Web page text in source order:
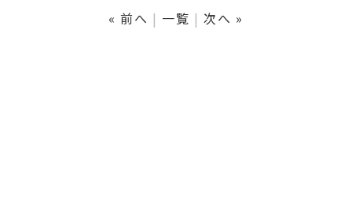
« 前へ 一覧 次へ »